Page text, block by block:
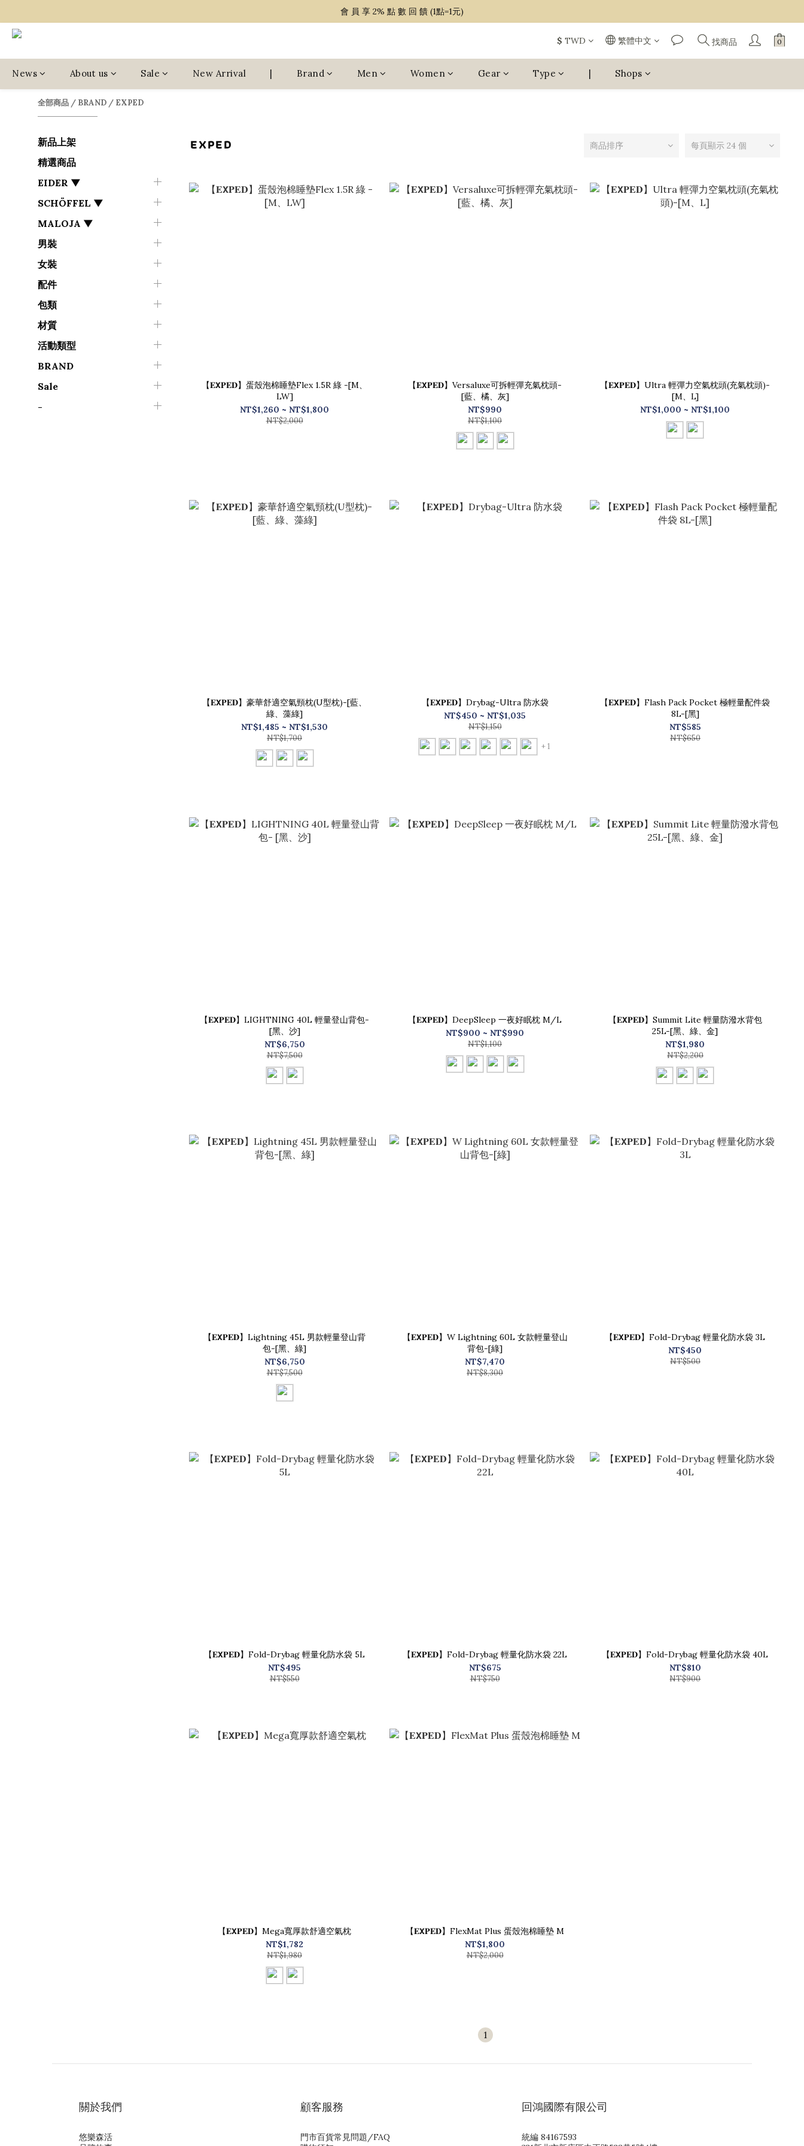
~ 單 筆 消 費 滿 $ 1 5 0 0 免 運 費 ~
會 員 享 2% 點 數 回 饋 (1點=1元)
$ TWD 繁體中文 找商品
News About us Sale New Arrival | Brand Men Women Gear Type | Shops
全部商品 / BRAND / EXPED
新品上架
精選商品
EIDER ▼
SCHÖFFEL ▼
MALOJA ▼
男裝
女裝
配件
包類
材質
活動類型
BRAND
Sale
-
EXPED 商品排序 每頁顯示 24 個
【𝐄𝗫𝐏𝐄𝐃】蛋殼泡棉睡墊Flex 1.5R 綠 -[M、
LW]
NT$1,260 ~ NT$1,800
NT$2,000
【𝐄𝗫𝐏𝐄𝐃】Versaluxe可拆輕彈充氣枕頭-
[藍、橘、灰]
NT$990
NT$1,100
【𝐄𝗫𝐏𝐄𝐃】Ultra 輕彈力空氣枕頭(充氣枕頭)-
[M、L]
NT$1,000 ~ NT$1,100
【𝐄𝗫𝐏𝐄𝐃】豪華舒適空氣頸枕(U型枕)-[藍、
綠、藻綠]
NT$1,485 ~ NT$1,530
NT$1,700
【𝐄𝗫𝐏𝐄𝐃】Drybag-Ultra 防水袋
NT$450 ~ NT$1,035
NT$1,150
+ 1
【𝐄𝗫𝐏𝐄𝐃】Flash Pack Pocket 極輕量配件袋
8L-[黑]
NT$585
NT$650
【𝐄𝗫𝐏𝐄𝐃】LIGHTNING 40L 輕量登山背包-
[黑、沙]
NT$6,750
NT$7,500
【𝐄𝗫𝐏𝐄𝐃】DeepSleep 一夜好眠枕 M/L
NT$900 ~ NT$990
NT$1,100
【𝐄𝗫𝐏𝐄𝐃】Summit Lite 輕量防潑水背包
25L-[黑、綠、金]
NT$1,980
NT$2,200
【𝐄𝗫𝐏𝐄𝐃】Lightning 45L 男款輕量登山背
包-[黑、綠]
NT$6,750
NT$7,500
【𝐄𝗫𝐏𝐄𝐃】W Lightning 60L 女款輕量登山
背包-[綠]
NT$7,470
NT$8,300
【𝐄𝗫𝐏𝐄𝐃】Fold-Drybag 輕量化防水袋 3L
NT$450
NT$500
【𝐄𝗫𝐏𝐄𝐃】Fold-Drybag 輕量化防水袋 5L
NT$495
NT$550
【𝐄𝗫𝐏𝐄𝐃】Fold-Drybag 輕量化防水袋 22L
NT$675
NT$750
【𝐄𝗫𝐏𝐄𝐃】Fold-Drybag 輕量化防水袋 40L
NT$810
NT$900
【𝐄𝗫𝐏𝐄𝐃】Mega寬厚款舒適空氣枕
NT$1,782
NT$1,980
【𝐄𝗫𝐏𝐄𝐃】FlexMat Plus 蛋殼泡棉睡墊 M
NT$1,800
NT$2,000
1
關於我們
悠樂森活
顧客服務
門市百貨常見問題/FAQ
回鴻國際有限公司
統編 84167593